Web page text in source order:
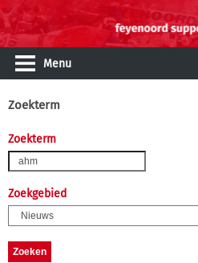
Menu
Zoekterm
Zoekterm
Zoekgebied